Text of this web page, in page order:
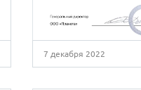
7 декабря 2022